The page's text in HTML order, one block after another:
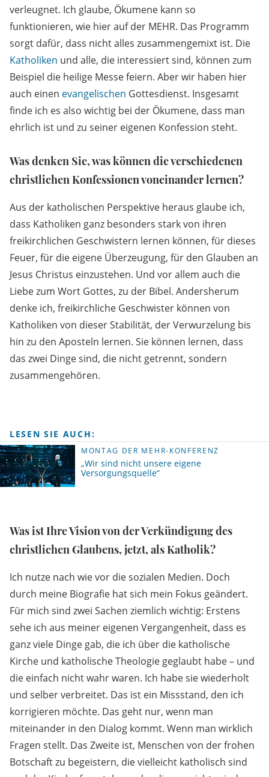
verleugnet. Ich glaube, Ökumene kann so
funktionieren, wie hier auf der MEHR. Das Programm
sorgt dafür, dass nicht alles zusammengemixt ist. Die
Katholiken und alle, die interessiert sind, können zum
Beispiel die heilige Messe feiern. Aber wir haben hier
auch einen evangelischen Gottesdienst. Insgesamt
finde ich es also wichtig bei der Ökumene, dass man
ehrlich ist und zu seiner eigenen Konfession steht.
Was denken Sie, was können die verschiedenen
christlichen Konfessionen voneinander lernen?
Aus der katholischen Perspektive heraus glaube ich,
dass Katholiken ganz besonders stark von ihren
freikirchlichen Geschwistern lernen können, für dieses
Feuer, für die eigene Überzeugung, für den Glauben an
Jesus Christus einzustehen. Und vor allem auch die
Liebe zum Wort Gottes, zu der Bibel. Andersherum
denke ich, freikirchliche Geschwister können von
Katholiken von dieser Stabilität, der Verwurzelung bis
hin zu den Aposteln lernen. Sie können lernen, dass
das zwei Dinge sind, die nicht getrennt, sondern
zusammengehören.
LESEN SIE AUCH:
MONTAG DER MEHR-KONFERENZ
„Wir sind nicht unsere eigene
Versorgungsquelle“
Was ist Ihre Vision von der Verkündigung des
christlichen Glaubens, jetzt, als Katholik?
Ich nutze nach wie vor die sozialen Medien. Doch
durch meine Biografie hat sich mein Fokus geändert.
Für mich sind zwei Sachen ziemlich wichtig: Erstens
sehe ich aus meiner eigenen Vergangenheit, dass es
ganz viele Dinge gab, die ich über die katholische
Kirche und katholische Theologie geglaubt habe – und
die einfach nicht wahr waren. Ich habe sie wiederholt
und selber verbreitet. Das ist ein Missstand, den ich
korrigieren möchte. Das geht nur, wenn man
miteinander in den Dialog kommt. Wenn man wirklich
Fragen stellt. Das Zweite ist, Menschen von der frohen
Botschaft zu begeistern, die vielleicht katholisch sind